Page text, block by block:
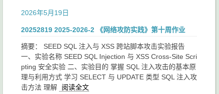
2026年5月19日
20252819 2025-2026-2 《网络攻防实践》第十周作业
摘要： SEED SQL 注入与 XSS 跨站脚本攻击实验报告
一、实验名称 SEED SQL Injection 与 XSS Cross-Site Scri
pting 安全实验 二、实验目的 掌握 SQL 注入攻击的基本原
理与利用方式 学习 SELECT 与 UPDATE 类型 SQL 注入攻
击方法 理解
阅读全文